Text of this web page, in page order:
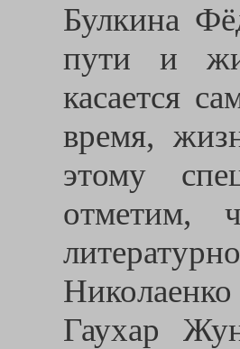
Булкина
пути и
касается
время,
этому
отметим,
Гаухар